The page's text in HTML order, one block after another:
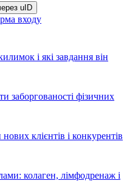
uID
входу
і які завдання він
заборгованості фізичних
клієнтів і конкурентів
колаген, лімфодренаж і